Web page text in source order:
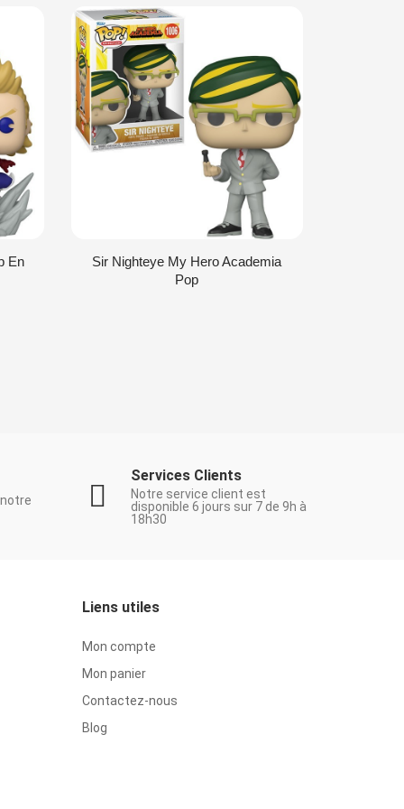
En
Sir Nighteye My Hero Academia
Pop
Services Clients
Notre service client est
disponible 6 jours sur 7 de 9h à
18h30
Liens utiles
Mon compte
Mon panier
Contactez-nous
Blog